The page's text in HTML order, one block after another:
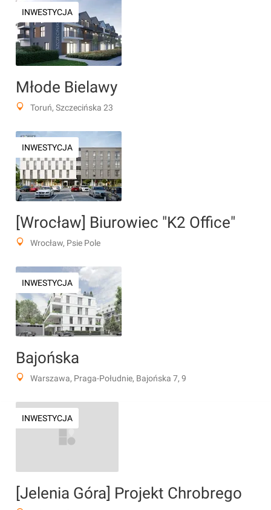
INWESTYCJA
Młode Bielawy
Toruń, Szczecińska 23
INWESTYCJA
[Wrocław] Biurowiec "K2 Office"
Wrocław, Psie Pole
INWESTYCJA
Bajońska
Warszawa, Praga-Południe, Bajońska 7, 9
INWESTYCJA
[Jelenia Góra] Projekt Chrobrego